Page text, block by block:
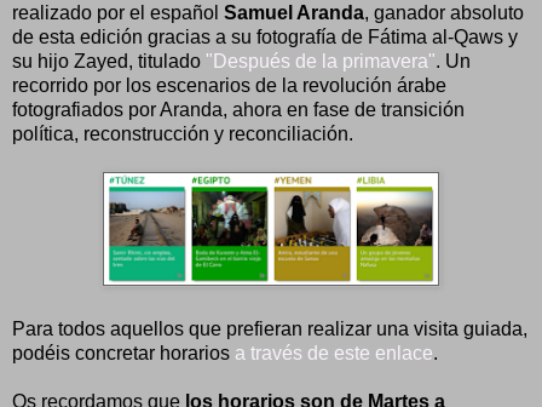
realizado por el español Samuel Aranda, ganador absoluto
de esta edición gracias a su fotografía de Fátima al-Qaws y
su hijo Zayed, titulado "Después de la primavera". Un
recorrido por los escenarios de la revolución árabe
fotografiados por Aranda, ahora en fase de transición
política, reconstrucción y reconciliación.
Para todos aquellos que prefieran realizar una visita guiada,
podéis concretar horarios a través de este enlace.
Os recordamos que los horarios son de Martes a